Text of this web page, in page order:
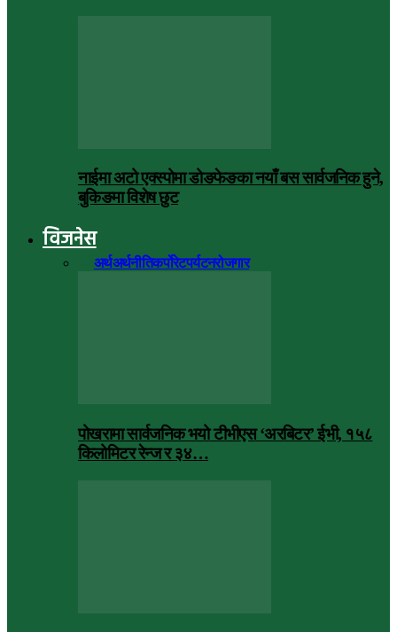
नाईमा अटो एक्स्पोमा डोङफेङका नयाँ बस सार्वजनिक हुने,
बुकिङमा विशेष छुट
विजनेस
अर्थअर्थनीतिकर्पोरेटपर्यटनरोजगार
पोखरामा सार्वजनिक भयो टीभीएस ‘अरबिटर’ ईभी, १५८
किलोमिटर रेन्ज र ३४…